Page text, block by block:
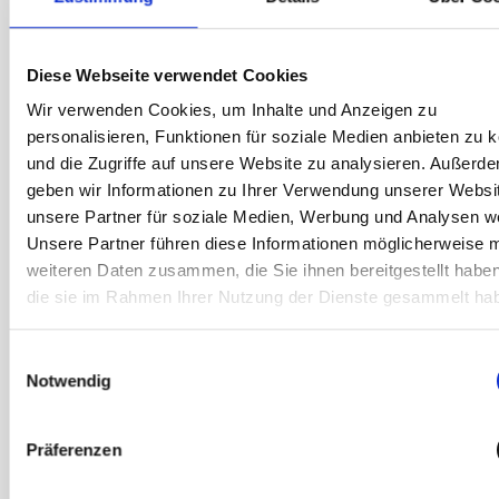
Diese Webseite verwendet Cookies
Wir verwenden Cookies, um Inhalte und Anzeigen zu
personalisieren, Funktionen für soziale Medien anbieten zu
und die Zugriffe auf unsere Website zu analysieren.
geben wir Informationen zu Ihrer Verwendung unserer
unsere Partner für soziale Medien, Werbung und Analysen
Unsere Partner führen diese Informationen möglicherweise
weiteren Daten zusammen, die Sie ihnen bereitgestellt
die sie im Rahmen Ihrer Nutzung der Dienste gesammelt
Notwendig
Präferenzen
Premium Service Pauschale*
Termins nicht repariert werden kann*
*Gilt nur für Garantieschäden. Siehe
Garantiebedingungen
Reparatur in unter einer Stunde – ohne
Stress
Dein Gerät ist im Handumdrehen wieder
Deine Garantie bleibt – sorgenfrei und
Jede Reparatur entspricht den höchsten